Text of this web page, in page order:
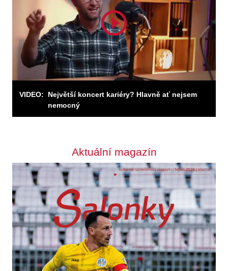
VIDEO:
Největší koncert kariéry? Hlavně ať nejsem
nemocný
Aktuální magazín
Odebírejte zpravodaj
Odebírat